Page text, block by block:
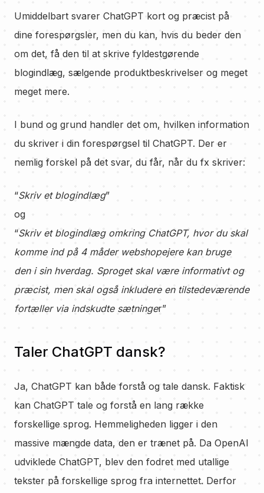
Umiddelbart svarer ChatGPT kort og præcist på
dine forespørgsler, men du kan, hvis du beder den
om det, få den til at skrive fyldestgørende
blogindlæg, sælgende produktbeskrivelser og meget
meget mere.
I bund og grund handler det om, hvilken information
du skriver i din forespørgsel til ChatGPT. Der er
nemlig forskel på det svar, du får, når du fx skriver:
“Skriv et blogindlæg”
og
“Skriv et blogindlæg omkring ChatGPT, hvor du skal
komme ind på 4 måder webshopejere kan bruge
den i sin hverdag. Sproget skal være informativt og
præcist, men skal også inkludere en tilstedeværende
fortæller via indskudte sætninger”
Taler ChatGPT dansk?
Ja, ChatGPT kan både forstå og tale dansk. Faktisk
kan ChatGPT tale og forstå en lang række
forskellige sprog. Hemmeligheden ligger i den
massive mængde data, den er trænet på. Da OpenAI
udviklede ChatGPT, blev den fodret med utallige
tekster på forskellige sprog fra internettet. Derfor